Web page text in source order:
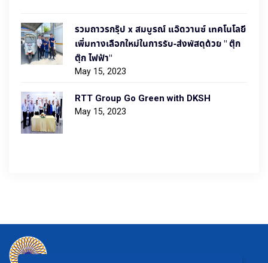
รวมถาวรกรุ๊ป x สมบูรณ์ แอ๊ดวานซ์ เทคโนโลยี
เพิ่มทางเลือกใหม่ในการรับ-ส่งพัสดุด้วย " ตุ๊ก
ตุ๊ก ไฟฟ้า"
May 15, 2023
RTT Group Go Green with DKSH
May 15, 2023